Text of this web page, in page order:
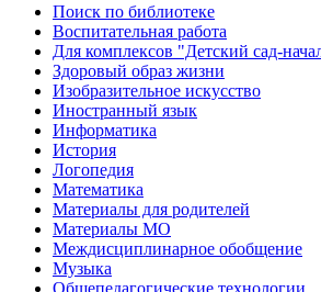
Поиск по библиотеке
Воспитательная работа
Для комплексов "Детский сад-
Здоровый образ жизни
Изобразительное искусство
Иностранный язык
Информатика
История
Логопедия
Математика
Материалы для родителей
Материалы МО
Междисциплинарное обобщение
Музыка
Общепедагогические технологии